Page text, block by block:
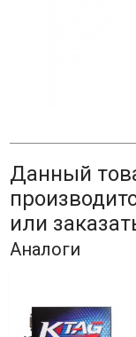
Данный
или
Аналоги